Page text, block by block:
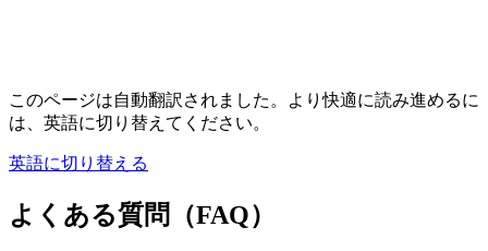
このページは自動翻訳されました。より快適に読み進めるに
は、英語に切り替えてください。
英語に切り替える
よくある質問（FAQ）